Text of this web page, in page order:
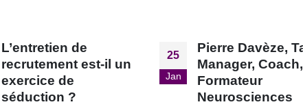
Pierre Davèze, Talent
Manager, Coach,
Formateur
Neurosciences
01
Oct
Formation :
Neurosciences
Appliquées